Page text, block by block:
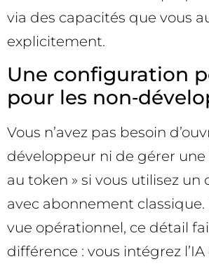
via des capacités que vous
explicitement.
Une configuration
pour les
Vous n’avez pas besoin
développeur ni de gérer une
au token » si vous utilisez un
avec abonnement
vue opérationnel, ce détail
différence : vous intégrez